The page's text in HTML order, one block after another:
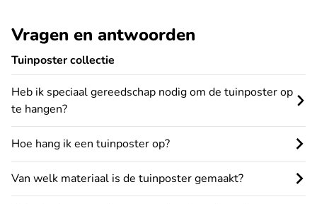
Vragen en antwoorden
Tuinposter collectie
Heb ik speciaal gereedschap nodig om de tuinposter op
te hangen?
Hoe hang ik een tuinposter op?
Van welk materiaal is de tuinposter gemaakt?